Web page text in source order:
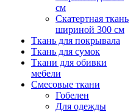
см
Скатертная ткань
шириной 300 см
Ткань для покрывала
Ткань для сумок
Ткани для обивки
мебели
Смесовые ткани
Гобелен
Для одежды